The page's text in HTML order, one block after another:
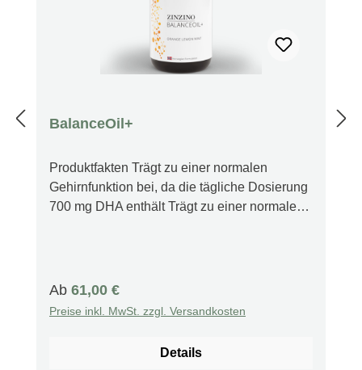
BalanceOil+
Produktfakten Trägt zu einer normalen
Gehirnfunktion bei, da die tägliche Dosierung
700 mg DHA enthält Trägt zu einer normalen
Spiegel im Körper aufrechtzuerhalten, da
oxidativem Stress zu schützen, da es
Regulärer Preis:
Ab 61,00 €
Preise inkl. MwSt. zzgl. Versandkosten
Details